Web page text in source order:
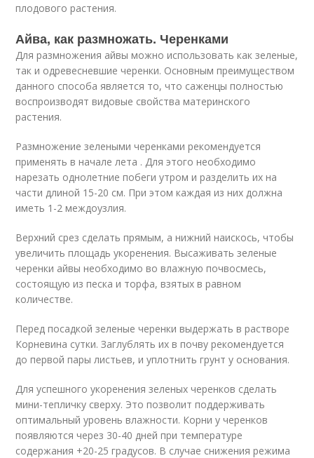
плодового растения.
Айва, как размножать. Черенками
Для размножения айвы можно использовать как зеленые,
так и одревесневшие черенки. Основным преимуществом
данного способа является то, что саженцы полностью
воспроизводят видовые свойства материнского
растения.
Размножение зелеными черенками рекомендуется
применять в начале лета . Для этого необходимо
нарезать однолетние побеги утром и разделить их на
части длиной 15-20 см. При этом каждая из них должна
иметь 1-2 междоузлия.
Верхний срез сделать прямым, а нижний наискось, чтобы
увеличить площадь укоренения. Высаживать зеленые
черенки айвы необходимо во влажную почвосмесь,
состоящую из песка и торфа, взятых в равном
количестве.
Перед посадкой зеленые черенки выдержать в растворе
Корневина сутки. Заглублять их в почву рекомендуется
до первой пары листьев, и уплотнить грунт у основания.
Для успешного укоренения зеленых черенков сделать
мини-тепличку сверху. Это позволит поддерживать
оптимальный уровень влажности. Корни у черенков
появляются через 30-40 дней при температуре
содержания +20-25 градусов. В случае снижения режима